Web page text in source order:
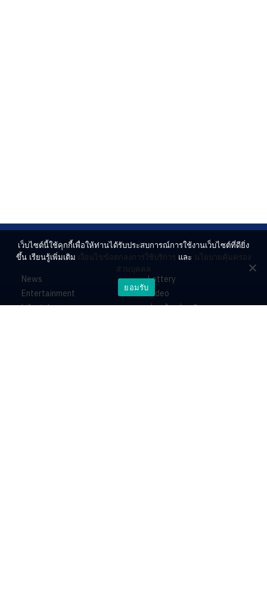
News
Entertainment
Lifestyle
Lottery
Video
ร่วมด้วยช่วยกัน
เว็บไซต์นี้ใช้คุกกี้เพื่อให้ท่านได้รับประสบการณ์การใช้งานเว็บไซต์ที่ดียิ่ง
ขึ้น เรียนรู้เพิ่มเติม เงื่อนไขข้อตกลงการใช้บริการ และ นโยบายคุ้มครอง
ส่วนบุคคล
ยอมรับ